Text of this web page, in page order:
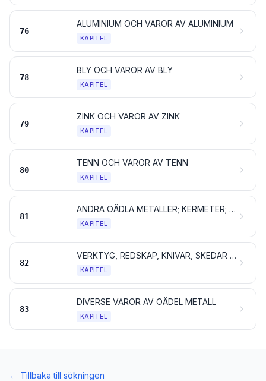
76
ALUMINIUM OCH VAROR AV ALUMINIUM
KAPITEL
78
BLY OCH VAROR AV BLY
KAPITEL
79
ZINK OCH VAROR AV ZINK
KAPITEL
80
TENN OCH VAROR AV TENN
KAPITEL
81
ANDRA OÄDLA METALLER; KERMETER; VAROR AV DESSA MATERIAL
KAPITEL
82
VERKTYG, REDSKAP, KNIVAR, SKEDAR OCH GAFFLAR AV OÄDEL METALL; DELAR AV OÄDEL METALL TILL SÅDANA ARTIKLAR
KAPITEL
83
DIVERSE VAROR AV OÄDEL METALL
KAPITEL
← Tillbaka till sökningen